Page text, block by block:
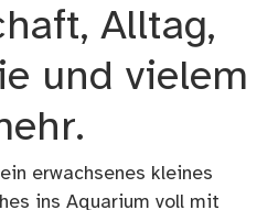
Alltag,
und vielem
erwachsenes kleines
ins Aquarium voll mit